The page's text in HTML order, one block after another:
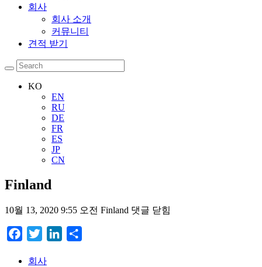
회사
회사 소개
커뮤니티
견적 받기
KO
EN
RU
DE
FR
ES
JP
CN
Finland
10월 13, 2020 9:55 오전 Finland 댓글 닫힘
Facebook
Twitter LinkedIn
회사